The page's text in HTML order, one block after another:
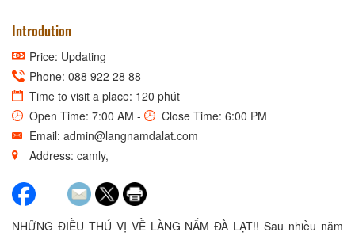
Introdution
Price: Updating
Phone: 088 922 28 88
Time to visit a place: 120 phút
Open Time: 7:00 AM -
Close Time: 6:00 PM
Email: admin@langnamdalat.com
Address: camly,
NHỮNG ĐIỀU THÚ VỊ VỀ LÀNG NẤM ĐÀ LẠT!! Sau nhiều năm